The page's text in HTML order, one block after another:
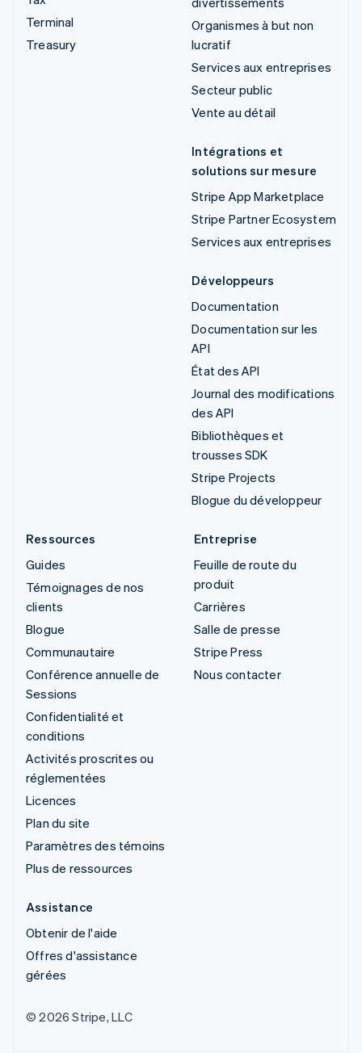
Terminal
Treasury
Organismes à but non
lucratif
Services aux entreprises
Secteur public
Vente au détail
Intégrations et
solutions sur mesure
Stripe App Marketplace
Stripe Partner Ecosystem
Services aux entreprises
Développeurs
Documentation
Documentation sur les
API
État des API
Journal des modifications
des API
Bibliothèques et
trousses SDK
Stripe Projects
Blogue du développeur
Ressources
Guides
Témoignages de nos
clients
Blogue
Communautaire
Conférence annuelle de
Sessions
Confidentialité et
conditions
Activités proscrites ou
réglementées
Licences
Plan du site
Paramètres des témoins
Plus de ressources
Entreprise
Feuille de route du
produit
Carrières
Salle de presse
Stripe Press
Nous contacter
Assistance
Obtenir de l'aide
Offres d'assistance
gérées
© 2026 Stripe, LLC